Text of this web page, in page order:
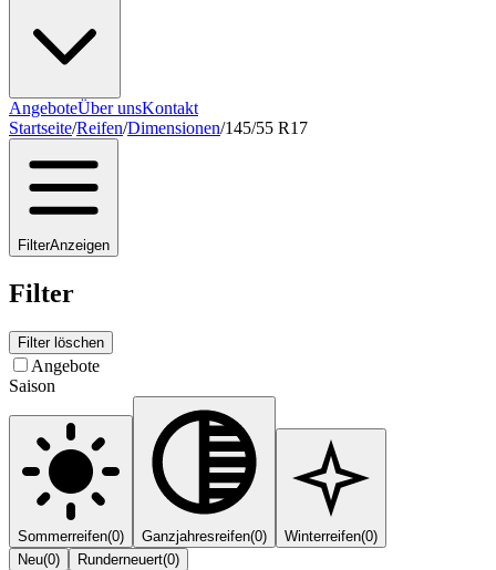
AngeboteÜber unsKontakt
Startseite/Reifen/Dimensionen/145/55 R17
FilterAnzeigen
Filter
Filter löschen
Angebote
Saison
Sommerreifen(0) Ganzjahresreifen(0) Winterreifen(0)
Neu(0) Runderneuert(0)